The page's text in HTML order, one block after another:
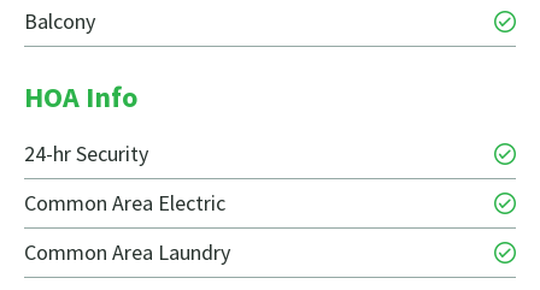
Balcony
HOA Info
24-hr Security
Common Area Electric
Common Area Laundry